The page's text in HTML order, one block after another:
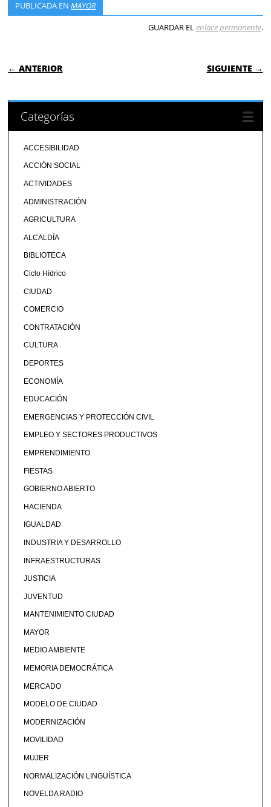
PUBLICADA ENMAYOR
GUARDAR ELenlace permanente.
NAVEGACIÓN DE ENTRADAS
← ANTERIOR SIGUIENTE →
Categorías
ACCESIBILIDAD
ACCIÓN SOCIAL
ACTIVIDADES
ADMINISTRACIÓN
AGRICULTURA
ALCALDÍA
BIBLIOTECA
Ciclo Hídrico
CIUDAD
COMERCIO
CONTRATACIÓN
CULTURA
DEPORTES
ECONOMÍA
EDUCACIÓN
EMERGENCIAS Y PROTECCIÓN CIVIL
EMPLEO Y SECTORES PRODUCTIVOS
EMPRENDIMIENTO
FIESTAS
GOBIERNO ABIERTO
HACIENDA
IGUALDAD
INDUSTRIA Y DESARROLLO
INFRAESTRUCTURAS
JUSTICIA
JUVENTUD
MANTENIMIENTO CIUDAD
MAYOR
MEDIO AMBIENTE
MEMORIA DEMOCRÁTICA
MERCADO
MODELO DE CIUDAD
MODERNIZACIÓN
MOVILIDAD
MUJER
NORMALIZACIÓN LINGÜÍSTICA
NOVELDA RADIO